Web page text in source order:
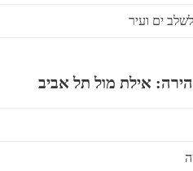
ים ועיר
אילת מול תל אביב